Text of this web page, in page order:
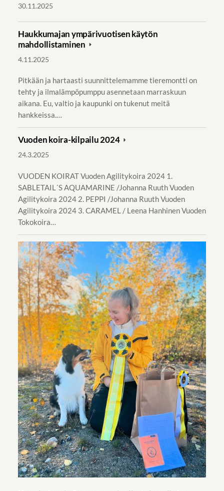
30.11.2025
Haukkumajan ympärivuotisen käytön
mahdollistaminen
4.11.2025
Pitkään ja hartaasti suunnittelemamme tieremontti on
tehty ja ilmalämpöpumppu asennetaan marraskuun
aikana. Eu, valtio ja kaupunki on tukenut meitä
hankkeissa.…
Vuoden koira-kilpailu 2024
24.3.2025
VUODEN KOIRAT Vuoden Agilitykoira 2024 1.
SABLETAIL´S AQUAMARINE /Johanna Ruuth Vuoden
Agilitykoira 2024 2. PEPPI /Johanna Ruuth Vuoden
Agilitykoira 2024 3. CARAMEL / Leena Hanhinen Vuoden
Tokokoira…